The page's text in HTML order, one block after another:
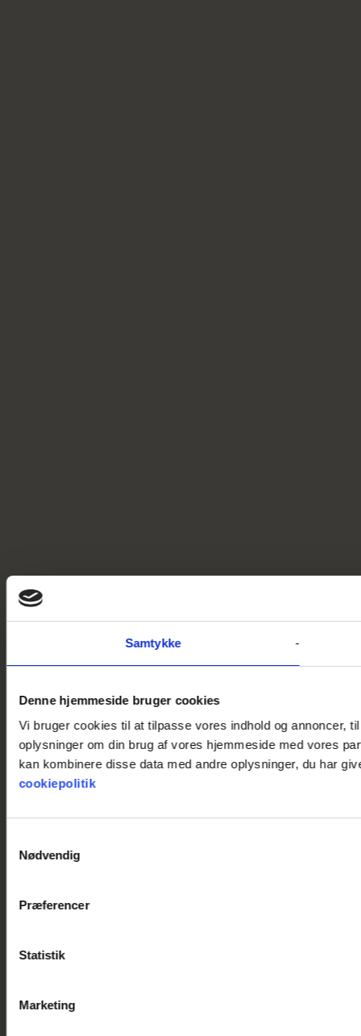
Samtykke
Denne hjemmeside bruger cookies
Vi bruger cookies til at tilpasse vores indhold og annoncer,
oplysninger om din brug af vores hjemmeside med vores
kan kombinere disse data med andre oplysninger, du har
cookiepolitik
Nødvendig
Præferencer
Statistik
Marketing